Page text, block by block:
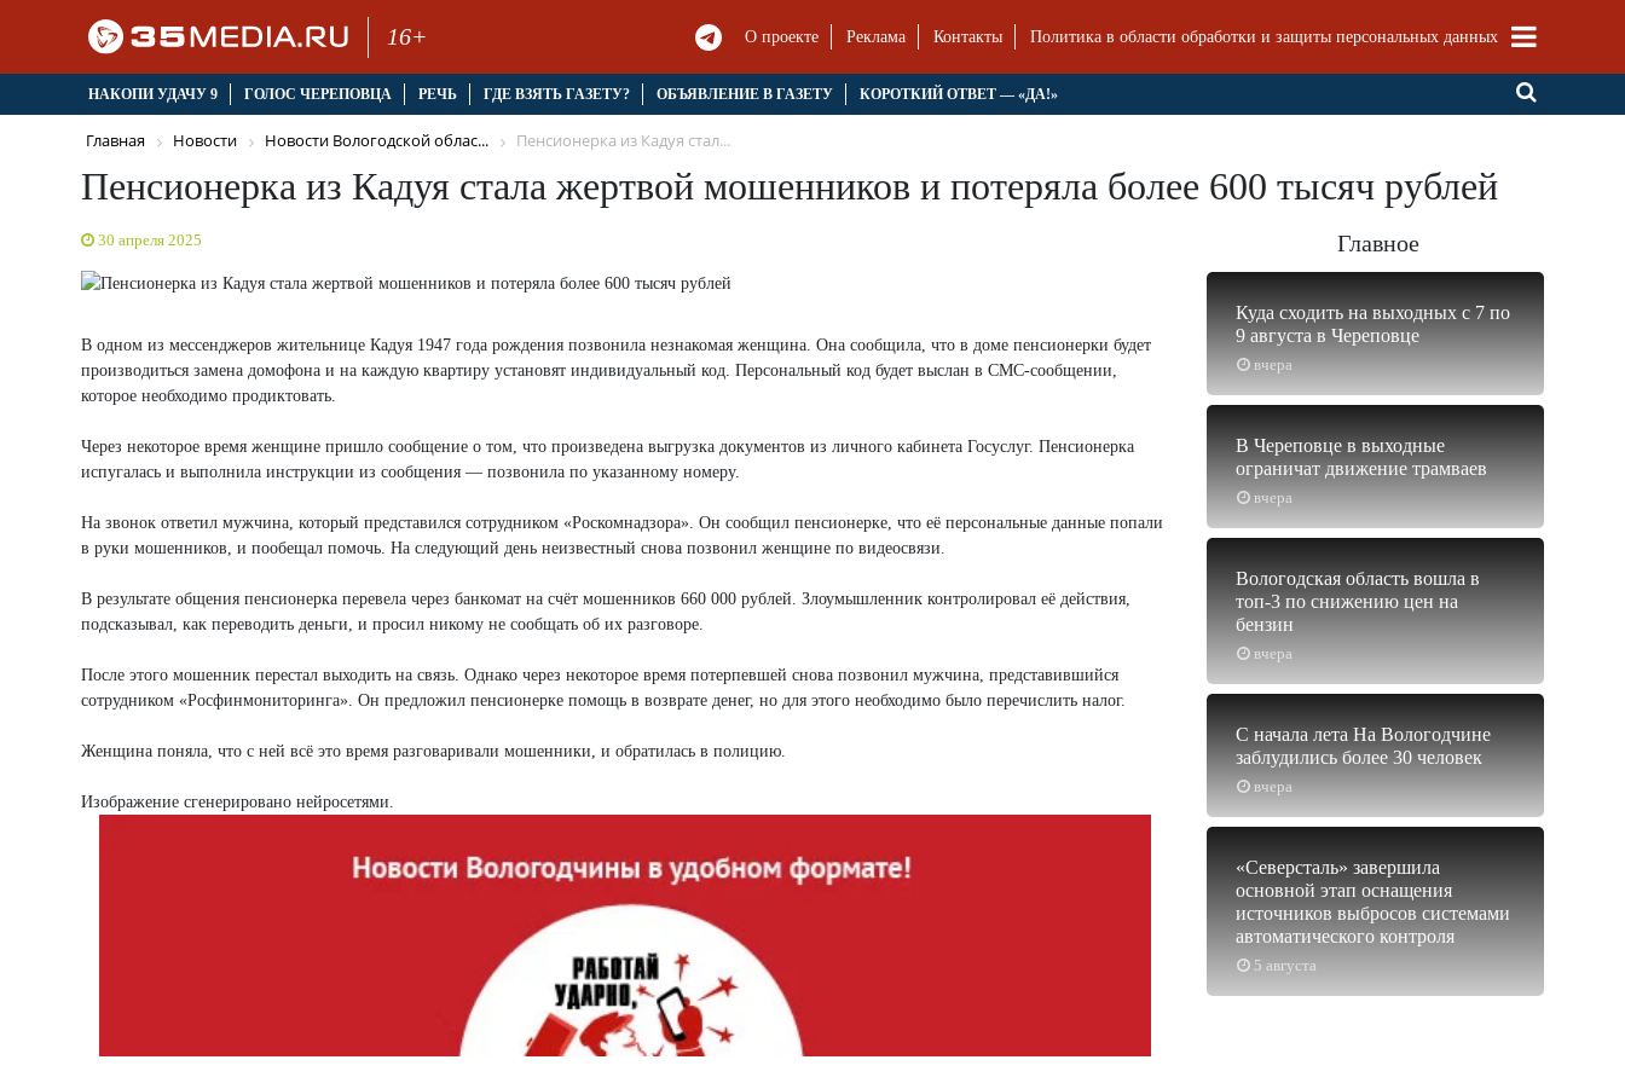
16+ О проекте Реклама Контакты Политика в области обработки и защиты персональных данных
НАКОПИ УДАЧУ 9 ГОЛОС ЧЕРЕПОВЦА РЕЧЬ ГДЕ ВЗЯТЬ ГАЗЕТУ? ОБЪЯВЛЕНИЕ В ГАЗЕТУ КОРОТКИЙ ОТВЕТ — «ДА!»
Главная Новости Новости Вологодской облас... Пенсионерка из Кадуя стал...
Пенсионерка из Кадуя стала жертвой мошенников и потеряла более 600 тысяч рублей
30 апреля 2025
В одном из мессенджеров жительнице Кадуя 1947 года рождения позвонила незнакомая женщина. Она сообщила, что в доме пенсионерки будет
производиться замена домофона и на каждую квартиру установят индивидуальный код. Персональный код будет выслан в СМС-сообщении,
которое необходимо продиктовать.
Через некоторое время женщине пришло сообщение о том, что произведена выгрузка документов из личного кабинета Госуслуг. Пенсионерка
испугалась и выполнила инструкции из сообщения — позвонила по указанному номеру.
На звонок ответил мужчина, который представился сотрудником «Роскомнадзора». Он сообщил пенсионерке, что её персональные данные попали
в руки мошенников, и пообещал помочь. На следующий день неизвестный снова позвонил женщине по видеосвязи.
В результате общения пенсионерка перевела через банкомат на счёт мошенников 660 000 рублей. Злоумышленник контролировал её действия,
подсказывал, как переводить деньги, и просил никому не сообщать об их разговоре.
После этого мошенник перестал выходить на связь. Однако через некоторое время потерпевшей снова позвонил мужчина, представившийся
сотрудником «Росфинмониторинга». Он предложил пенсионерке помощь в возврате денег, но для этого необходимо было перечислить налог.
Женщина поняла, что с ней всё это время разговаривали мошенники, и обратилась в полицию.
Изображение сгенерировано нейросетями.
Главное
вчера
Куда сходить на выходных с 7 по
9 августа в Череповце
вчера
В Череповце в выходные
ограничат движение трамваев
вчера
Вологодская область вошла в
топ-3 по снижению цен на
бензин
вчера
С начала лета На Вологодчине
заблудились более 30 человек
5 августа
«Северсталь» завершила
основной этап оснащения
источников выбросов системами
автоматического контроля